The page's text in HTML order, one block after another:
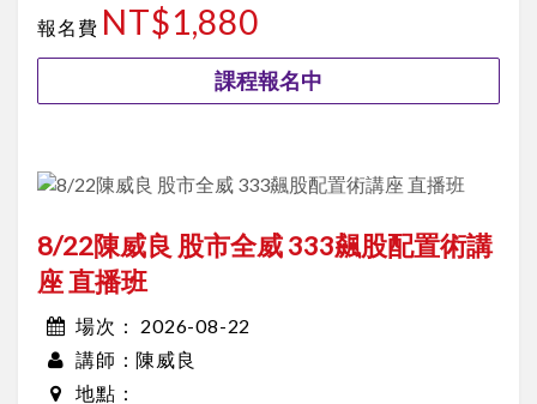
報名費 NT$1,880
課程報名中
8/22陳威良 股市全威 333飆股配置術講
座 直播班
場次： 2026-08-22
講師：陳威良
地點：